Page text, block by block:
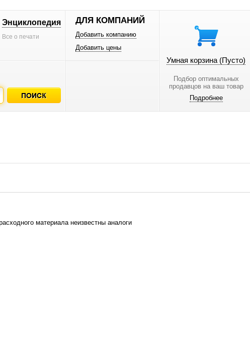
Энциклопедия
Все о печати
ДЛЯ КОМПАНИЙ
Добавить компанию
Добавить цены
Умная корзина (Пусто)
Подбор оптимальных
продавцов на ваш товар
Подробнее
материала неизвестны аналоги